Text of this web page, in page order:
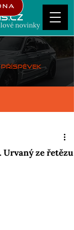
novinky
Příspěvek
Urvaný ze řetězu